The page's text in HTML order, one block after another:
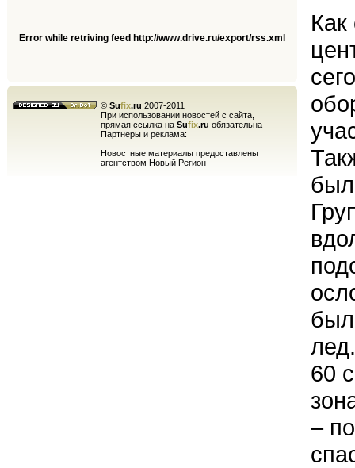
Error while retriving feed http://www.drive.ru/export/rss.xml
© Sufix.ru 2007-2011
При использовании новостей с сайта,
прямая ссылка на Sufix.ru обязательна
Партнеры и реклама:
Новостные материалы предоставлены
агентством Новый Регион
был
60
–